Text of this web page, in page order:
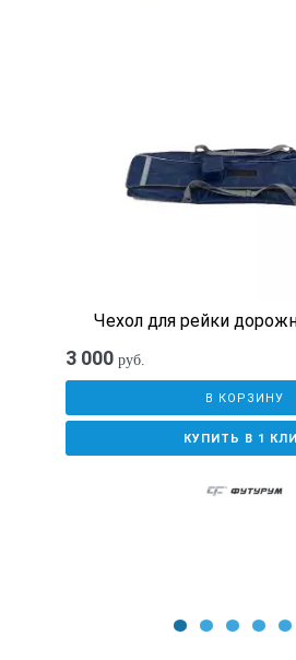
Чехол для рейки
3 000 руб.
В КОРЗИНУ
КУПИТЬ В 1